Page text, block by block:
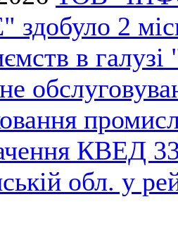
здобуло 2
в галузі
КВЕД
обл. у